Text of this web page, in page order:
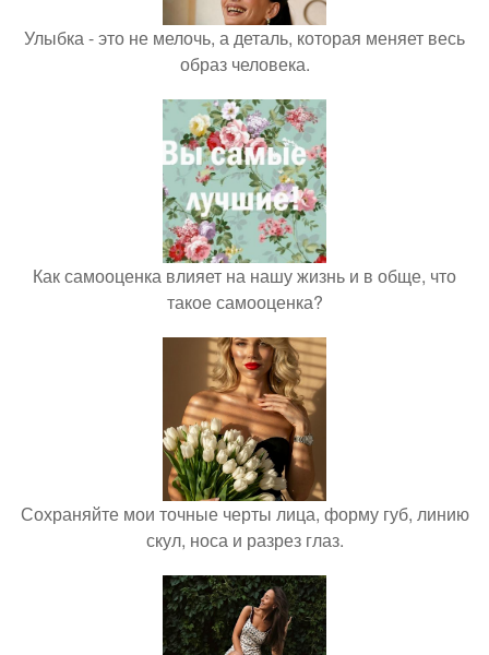
Улыбка - это не мелочь, а деталь, которая меняет весь
образ человека.
Как самооценка влияет на нашу жизнь и в обще, что
такое самооценка?
Сохраняйте мои точные черты лица, форму губ, линию
скул, носа и разрез глаз.